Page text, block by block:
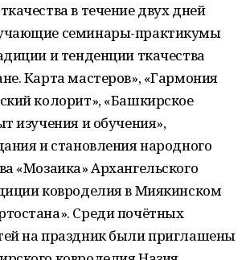
в течение двух дней
семинары-практикумы
и тенденции ткачества
Карта мастеров», «Гармония
колорит», «Башкирское
изучения и обучения»,
и становления народного
«Мозаика» Архангельского
ковроделия в Миякинском
Среди почётных
на праздник были приглашены